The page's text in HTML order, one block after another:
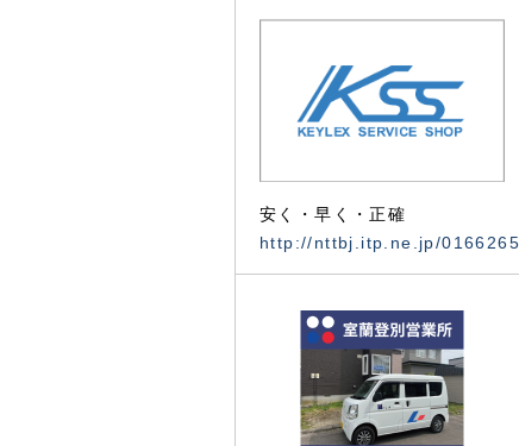
安く・早く・正確
http://nttbj.itp.ne.jp/